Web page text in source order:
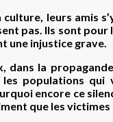
leurs amis
pas. Ils sont
une injustice grave.
dans la
les populations
encore ce
que les victimes